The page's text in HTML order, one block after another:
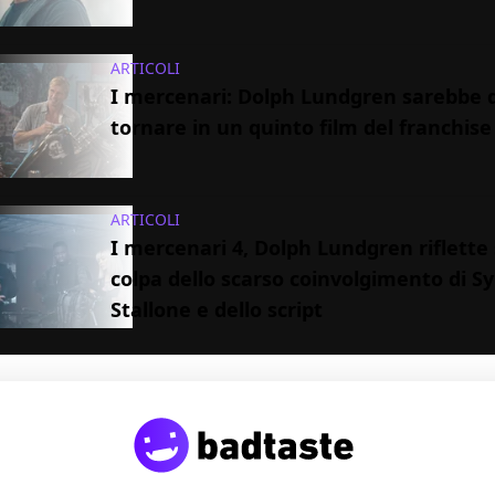
ARTICOLI
I mercenari: Dolph Lundgren sarebbe
tornare in un quinto film del franchise
ARTICOLI
I mercenari 4, Dolph Lundgren riflette
colpa dello scarso coinvolgimento di
Stallone e dello script